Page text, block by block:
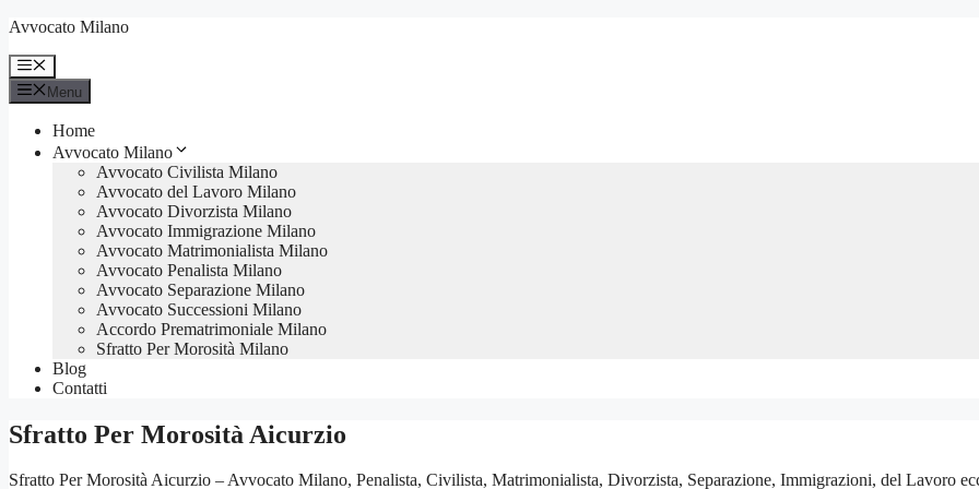
Vai
contenuto
Avvocato Milano
Menu
Menu
Home
Avvocato Milano
Avvocato Civilista Milano
Avvocato del Lavoro Milano
Avvocato Divorzista Milano
Avvocato Immigrazione Milano
Avvocato Matrimonialista Milano
Avvocato Penalista Milano
Avvocato Separazione Milano
Avvocato Successioni Milano
Accordo Prematrimoniale Milano
Sfratto Per Morosità Milano
Blog
Contatti
Sfratto Per Morosità Aicurzio
Sfratto Per Morosità Aicurzio – Avvocato Milano, Penalista, Civilista, Matrimonialista, Divorzista, Separazione, Immigrazioni, del Lavoro